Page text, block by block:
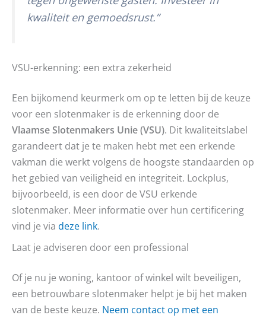
kwaliteit en gemoedsrust.”
VSU-erkenning: een extra zekerheid
Een bijkomend keurmerk om op te letten bij de keuze
voor een slotenmaker is de erkenning door de
Vlaamse Slotenmakers Unie (VSU). Dit kwaliteitslabel
garandeert dat je te maken hebt met een erkende
vakman die werkt volgens de hoogste standaarden op
het gebied van veiligheid en integriteit. Lockplus,
bijvoorbeeld, is een door de VSU erkende
slotenmaker. Meer informatie over hun certificering
vind je via deze link.
Laat je adviseren door een professional
Of je nu je woning, kantoor of winkel wilt beveiligen,
een betrouwbare slotenmaker helpt je bij het maken
van de beste keuze. Neem contact op met een